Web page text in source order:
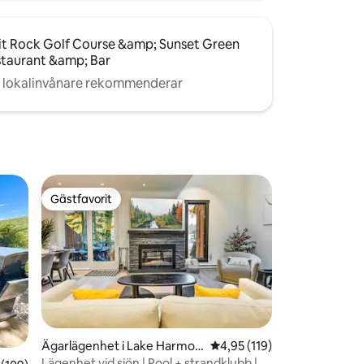
Rock Golf Course &amp; Sunset Green
&amp; Bar
lokalinvånare rekommenderar
Gästfavorit
Gästfavorit
Ägarlägenhet i Lake Harmon 4,95 av 5 i
4,95 (119)